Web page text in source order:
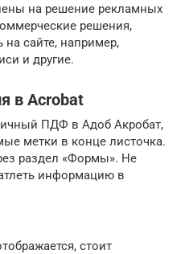
на решение рекламных
решения,
сайте, например,
и другие.
в Acrobat
ПДФ в Адоб Акробат,
метки в конце листочка.
раздел «Формы». Не
информацию в
стоит